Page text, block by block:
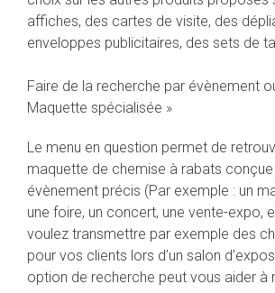
affiches, des cartes de visite, des
enveloppes publicitaires, des sets de
Faire de la recherche par évènement
Maquette spécialisée »
Le menu en question permet de
maquette de chemise à rabats conçue
évènement précis (Par exemple : un
une foire, un concert, une vente-expo,
voulez transmettre par exemple des
pour vos clients lors d’un salon
option de recherche peut vous aider à